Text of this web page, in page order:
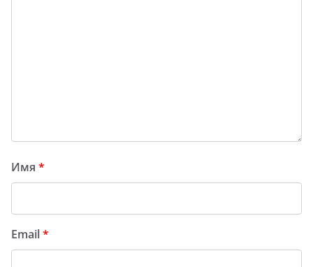
Имя *
Email*